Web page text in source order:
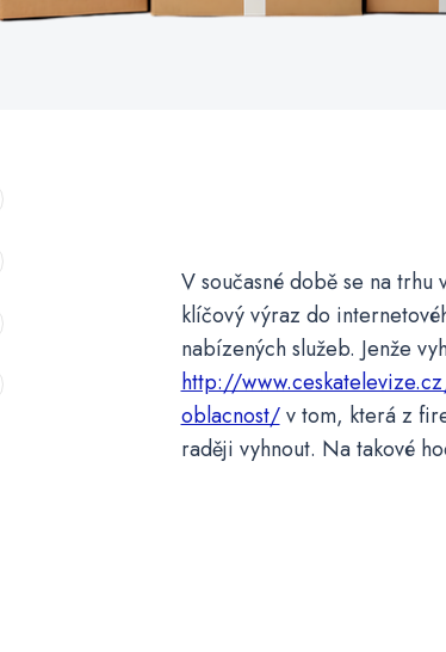
V současné době se na
klíčový výraz do
nabízených služeb. Jenže
http://
oblacnost/v tom, která z
raději vyhnout. Na takové